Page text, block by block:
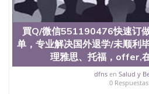
買Q/微信551190476快速订
单，专业解决国外退学/未顺利
理雅思、托福，offer,
dfnsen Salud y
0 Respuestas